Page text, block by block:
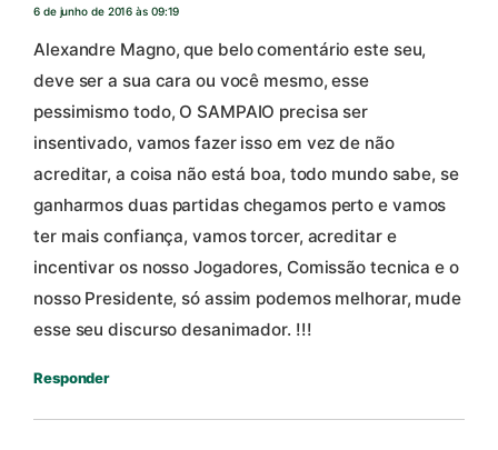
6 de junho de 2016 às 09:19
Alexandre Magno, que belo comentário este seu,
deve ser a sua cara ou você mesmo, esse
pessimismo todo, O SAMPAIO precisa ser
insentivado, vamos fazer isso em vez de não
acreditar, a coisa não está boa, todo mundo sabe, se
ganharmos duas partidas chegamos perto e vamos
ter mais confiança, vamos torcer, acreditar e
incentivar os nosso Jogadores, Comissão tecnica e o
nosso Presidente, só assim podemos melhorar, mude
esse seu discurso desanimador. !!!
Responder